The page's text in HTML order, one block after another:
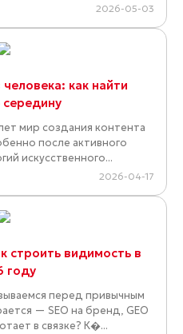
2026-05-03
как найти
мир создания контента
после активного
искусственного...
2026-04-17
строить видимость в
году
перед привычным
— SEO на бренд, GEO
в связке? К�...